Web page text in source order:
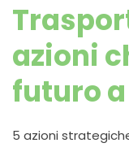
azioni
futuro
5 azioni